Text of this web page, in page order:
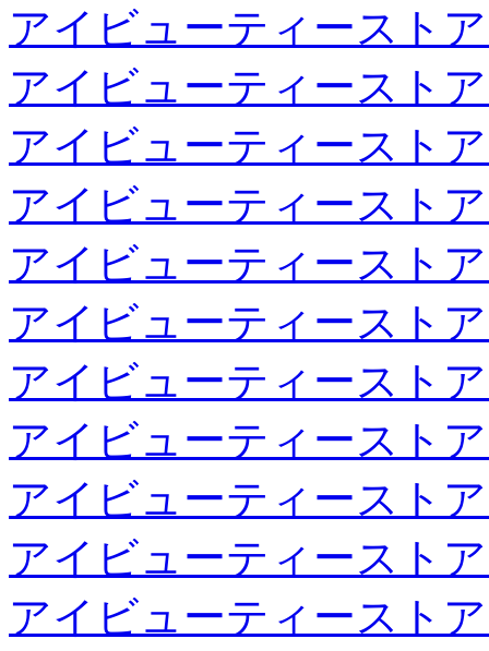
アイビューティースト
アイビューティースト
アイビューティースト
アイビューティースト
アイビューティースト
アイビューティースト
アイビューティースト
アイビューティースト
アイビューティースト
アイビューティースト
アイビューティースト